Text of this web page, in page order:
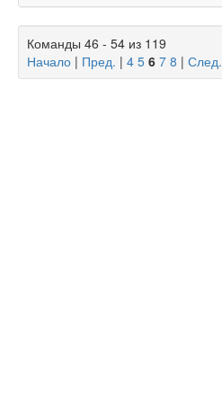
Команды 46 - 54 из 119
Начало | Пред. | 4 5 6 7 8 | След.